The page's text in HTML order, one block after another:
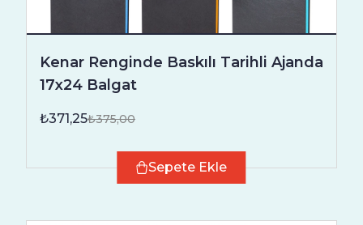
Kenar Renginde Baskılı Tarihli Ajanda
17x24 Balgat
₺371,25₺375,00
Sepete Ekle